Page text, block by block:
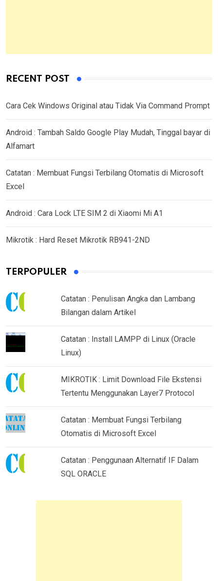
RECENT POST
Cara Cek Windows Original atau Tidak Via Command Prompt
Android : Tambah Saldo Google Play Mudah, Tinggal bayar di
Alfamart
Catatan : Membuat Fungsi Terbilang Otomatis di Microsoft
Excel
Android : Cara Lock LTE SIM 2 di Xiaomi Mi A1
Mikrotik : Hard Reset Mikrotik RB941-2ND
TERPOPULER
Catatan : Penulisan Angka dan Lambang
Bilangan dalam Artikel
Catatan : Install LAMPP di Linux (Oracle
Linux)
MIKROTIK : Limit Download File Ekstensi
Tertentu Menggunakan Layer7 Protocol
Catatan : Membuat Fungsi Terbilang
Otomatis di Microsoft Excel
Catatan : Penggunaan Alternatif IF Dalam
SQL ORACLE